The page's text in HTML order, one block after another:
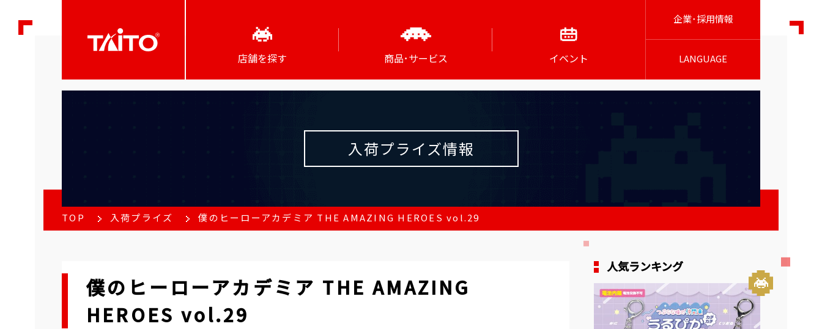
店舗を探す 商品･サービス イベント
企業･採用情報
LANGUAGE
入荷プライズ情報
TOP 入荷プライズ 僕のヒーローアカデミア THE AMAZING HEROES vol.29
僕のヒーローアカデミア THE AMAZING
HEROES vol.29
人気ランキング